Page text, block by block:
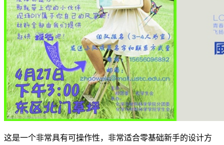
这是一个非常具有可操作性，非常适合零基础新手的设计方